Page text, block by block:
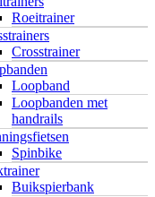
Roeitrainer
Crosstrainer
Loopband
Loopbanden met
handrails
Spinbike
Buikspierbank